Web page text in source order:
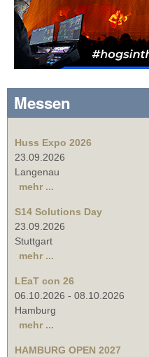
Messen
Huss Expo 2026
23.09.2026
Langenau
mehr ...
S14 Solutions Day
23.09.2026
Stuttgart
mehr ...
LEaT con 26
06.10.2026 - 08.10.2026
Hamburg
mehr ...
HAMBURG OPEN 2027